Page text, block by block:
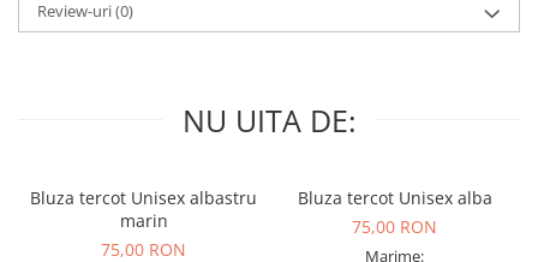
Review-uri(0)
NU UITA DE:
Bluza tercot Unisex albastru
marin
75,00 RON
Bluza tercot Unisex alba
75,00 RON
Marime: